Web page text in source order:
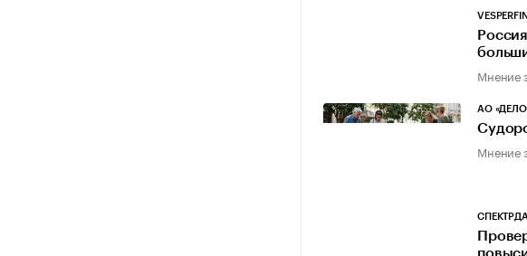
VESPERFIN
Мнение
АО
Мнение